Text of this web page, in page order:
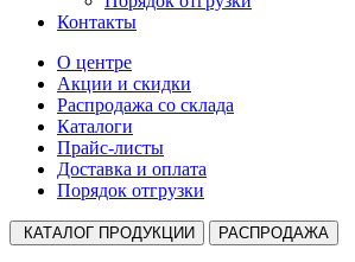
Контакты
О центре
Акции и скидки
Распродажа со склада
Каталоги
Прайс-листы
Доставка и оплата
Порядок отгрузки
КАТАЛОГ ПРОДУКЦИИ РАСПРОДАЖА